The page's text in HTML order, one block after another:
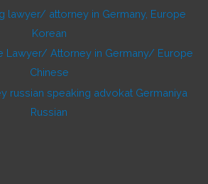
Korean
Chinese
Russian